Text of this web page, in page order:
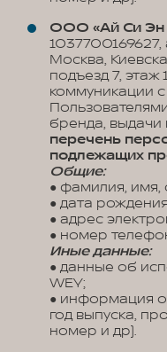
ООО «Ай Си Эн
1037700169627,
Москва,
подъезд 7, этаж
коммуникации
бренда, выдачи
перечень
подлежащих
Общие:
● фамилия, имя,
● дата
● адрес
● номер
Иные данные:
● данные об
WEY;
● информация
год выпуска,
номер и др).